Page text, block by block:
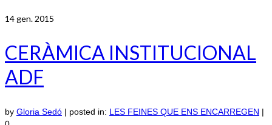
14gen. 2015
CERÀMICA INSTITUCIONAL
ADF
by Gloria Sedó | posted in: LES FEINES QUE ENS ENCARREGEN |